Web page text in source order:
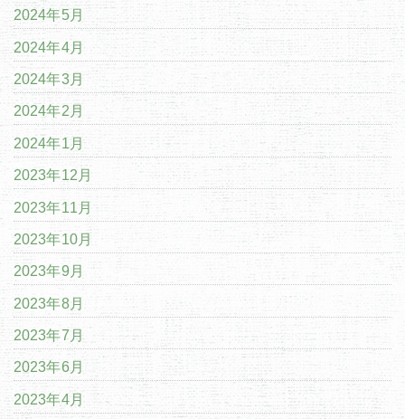
2024年5月
2024年4月
2024年3月
2024年2月
2024年1月
2023年12月
2023年11月
2023年10月
2023年9月
2023年8月
2023年7月
2023年6月
2023年4月